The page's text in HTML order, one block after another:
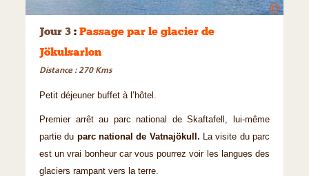
©
Jour 3 : Passage par le glacier de
Jökulsarlon
Distance : 270 Kms
Petit déjeuner buffet à l’hôtel.
Premier arrêt au parc national de Skaftafell, lui-même
partie du parc national de Vatnajökull. La visite du parc
est un vrai bonheur car vous pourrez voir les langues des
glaciers rampant vers la terre.